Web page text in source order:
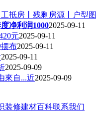
抵房丨残剩房源丨户型图
净利润10002025-09-11
元2025-09-11
布2025-09-11
2025-09-11
2025-09-09
來自...近2025-09-09
装修建材百科联系我们